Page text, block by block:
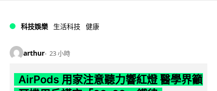
科技娛樂 生活科技 健康
arthur 23 小時
AirPods 用家注意聽力響紅燈 醫學界籲